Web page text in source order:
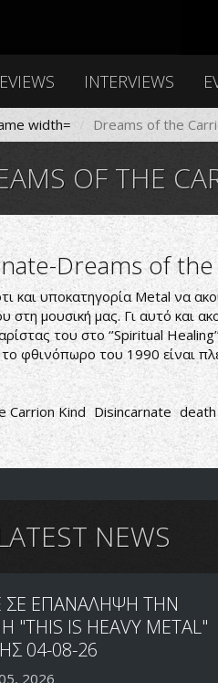
INTERVIEWS
width= Dreams of the
OF THE
Dreams of
και υποκατηγορία Metal να
στη μουσική μας. Γι αυτό και
του στο ‘’Spiritual
φθινόπωρο του 1990 είναι
Carrion Kind Disincarnate
NEWS
ΣΕ ΕΠΑΝΑΛΗΨΗ ΤΗΝ
IS HEAVY METAL"
04-08-26
2026